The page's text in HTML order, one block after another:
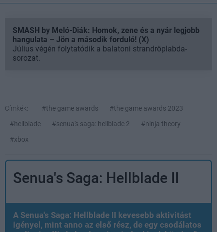
SMASH by Meló-Diák: Homok, zene és a nyár legjobb
hangulata – Jön a második forduló! (X)
Július végén folytatódik a balatoni strandröplabda-
sorozat.
Címkék: #the game awards
#the game awards 2023
#hellblade
#senua's saga: hellblade 2
#ninja theory
#xbox
Senua's Saga: Hellblade II
A Senua's Saga: Hellblade II kevesebb aktivitást
igényel, mint anno az első rész, de egy csodálatos